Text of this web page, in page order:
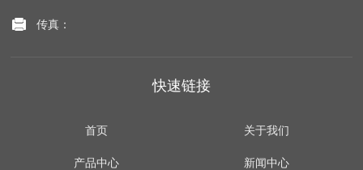
传真：
快速链接
首页 关于我们
产品中心 新闻中心